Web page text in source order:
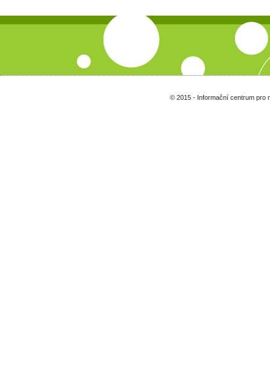
© 2015 - Informační centrum pro